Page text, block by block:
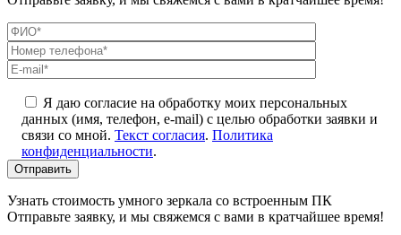
Я даю согласие на обработку моих персональных
данных (имя, телефон, e-mail) с целью обработки заявки и
связи со мной. Текст согласия. Политика
конфиденциальности.
Узнать стоимость умного зеркала со встроенным ПК
Отправьте заявку, и мы свяжемся с вами в кратчайшее время!